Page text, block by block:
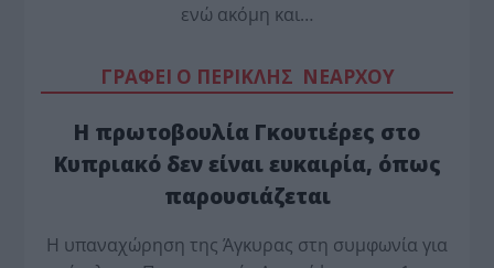
ενώ ακόμη και…
ΓΡΑΦΕΙ Ο ΠΕΡΙΚΛΗΣ ΝΕΑΡΧΟΥ
Η πρωτοβουλία Γκουτιέρες στο
Κυπριακό δεν είναι ευκαιρία, όπως
παρουσιάζεται
Η υπαναχώρηση της Άγκυρας στη συμφωνία για